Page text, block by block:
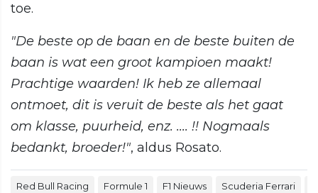
toe.
"De beste op de baan en de beste buiten de
baan is wat een groot kampioen maakt!
Prachtige waarden! Ik heb ze allemaal
ontmoet, dit is veruit de beste als het gaat
om klasse, puurheid, enz. .... !! Nogmaals
bedankt, broeder!", aldus Rosato.
Red Bull Racing Formule 1 F1 Nieuws Scuderia Ferrari